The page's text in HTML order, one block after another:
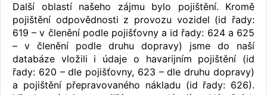
Další oblastí našeho zájmu bylo pojištění. Kromě
pojištění odpovědnosti z provozu vozidel (id řady:
619 – v členění podle pojišťovny a id řady: 624 a 625
– v členění podle druhu dopravy) jsme do naší
databáze vložili i údaje o havarijním pojištění (id
řady: 620 – dle pojišťovny, 623 – dle druhu dopravy)
a pojištění přepravovaného nákladu (id řady: 626).